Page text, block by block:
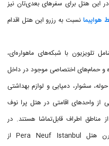
این هتل برای سفرهای بعدی‌تان نیز
هواپیما نسبت به رزرو این هتل اقدام
تلویزیون با شبکه‌های ماهواره‌ای،
و حمام‌های اختصاصی موجود در داخل
سشوار، دمپایی و لوازم بهداشتی
واحدهای اقامتی در هتل پرا نوف
مناطق اطراف قابل‌تماشا هستند. در
واحدهای اقامتی و آشپزخانه‌های مدرن هتل Pera Neuf Istanbul از